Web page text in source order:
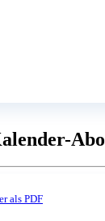
Abo
als PDF